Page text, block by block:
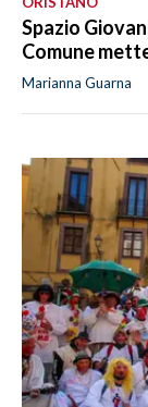
Spazio
Comune
Marianna Guarna